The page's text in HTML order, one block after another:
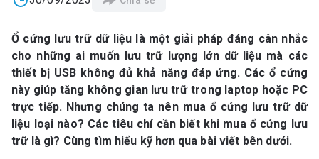
Ổ cứng lưu trữ dữ liệu là một giải pháp đáng cân nhắc
cho những ai muốn lưu trữ lượng lớn dữ liệu mà các
thiết bị USB không đủ khả năng đáp ứng. Các ổ cứng
này giúp tăng không gian lưu trữ trong laptop hoặc PC
trực tiếp. Nhưng chúng ta nên mua ổ cứng lưu trữ dữ
liệu loại nào? Các tiêu chí cần biết khi mua ổ cứng lưu
trữ là gì? Cùng tìm hiểu kỹ hơn qua bài viết bên dưới.